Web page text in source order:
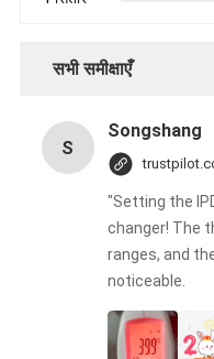
सभी समीक्षाएँ
S
Songshang
"Setting the
changer! The
ranges, and
noticeable.